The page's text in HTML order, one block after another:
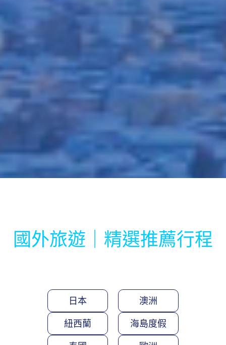
國外旅遊｜精選推薦行程
日本 澳洲
紐西蘭 海島度假